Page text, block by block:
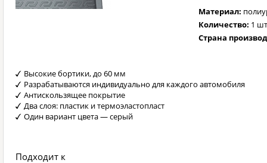
Материал:
Количество: 1
Страна
Высокие бортики, до 60 мм
Разрабатываются индивидуально для каждого автомобиля
Антискользящее покрытие
Два слоя: пластик и термоэластопласт
Один вариант цвета — серый
Подходит к